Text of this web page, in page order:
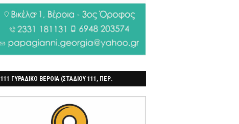
111 ΓΥΡΑΔΙΚΟ ΒΕΡΟΙΑ (ΣΤΑΔΙΟΥ 111, ΠΕΡ.